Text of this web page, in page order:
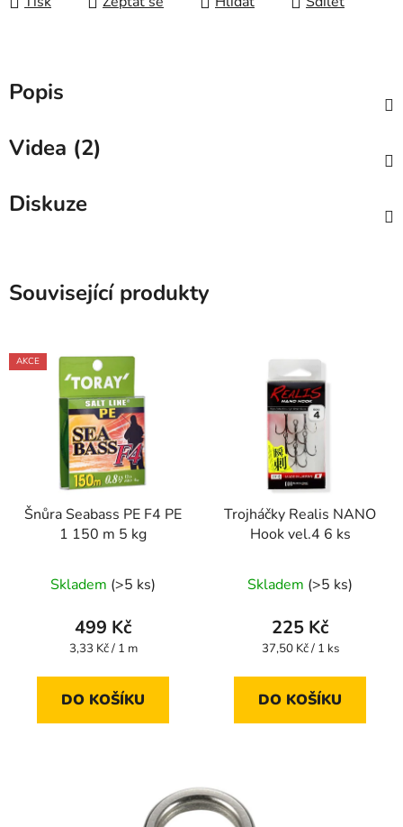
Popis
Videa (2)
Diskuze
Související produkty
AKCE
Šnůra Seabass PE F4 PE
1 150 m 5 kg
Skladem (>5 ks)
499 Kč
Měrná
3,33 Kč / 1 m
DO KOŠÍKU
Trojháčky Realis NANO
Hook vel.4 6 ks
Skladem (>5 ks)
225 Kč
Měrná
37,50 Kč / 1 ks
DO KOŠÍKU